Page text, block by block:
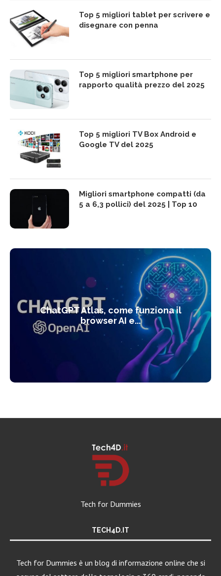
Top 5 migliori tablet per scrivere e
disegnare con penna
Top 5 migliori smartphone per
rapporto qualità prezzo del 2025
Top 5 migliori TV Box Android e
Google TV del 2025
Migliori smartphone compatti (da
5 a 6,3 pollici) del 2025 | Top 10
ChatGPT Atlas, come funziona il
browser AI e...
Tech for Dummies
TECH4D.IT
Tech for Dummies è un blog di informazione online che si